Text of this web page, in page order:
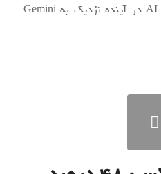
انتظار می‌رود امکانات AI Studio در آینده نزدیک به Gemini